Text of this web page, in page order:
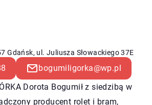
Gdańsk, ul. Juliusza Słowackiego 37E
bogumiligorka@wp.pl
Dorota Bogumił z siedzibą w
producent rolet i bram,